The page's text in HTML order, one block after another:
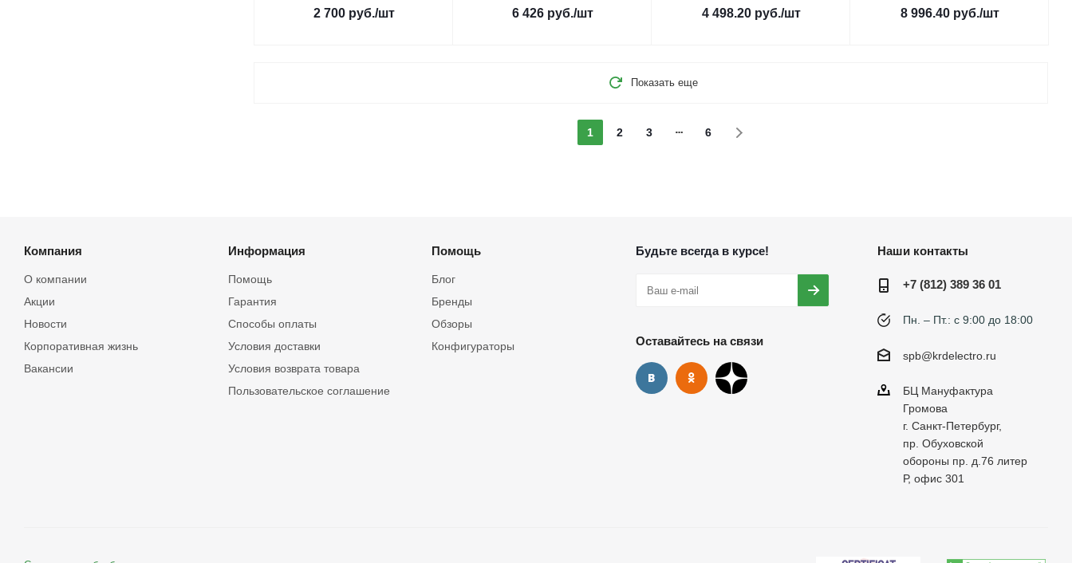
2 700руб./шт 6 426руб./шт 4 498.20руб./шт 8 996.40руб./шт
Показать еще
1 2 3 6
Компания
О компании
Акции
Новости
Корпоративная жизнь
Вакансии
Информация
Помощь
Гарантия
Способы оплаты
Условия доставки
Условия возврата товара
Пользовательское соглашение
Помощь
Блог
Бренды
Обзоры
Конфигураторы
Будьте всегда в курсе!
Оставайтесь на связи
Наши контакты
+7 (812) 389 36 01
Пн. – Пт.: с 9:00 до 18:00
spb@krdelectro.ru
БЦ Мануфактура
Громова
г. Санкт-Петербург,
пр. Обуховской
обороны пр. д.76 литер
Р, офис 301